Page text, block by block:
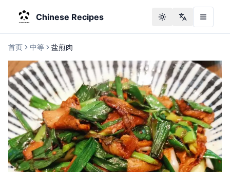
Chinese Recipes Toggle theme
Change
首页 中等 盐煎肉